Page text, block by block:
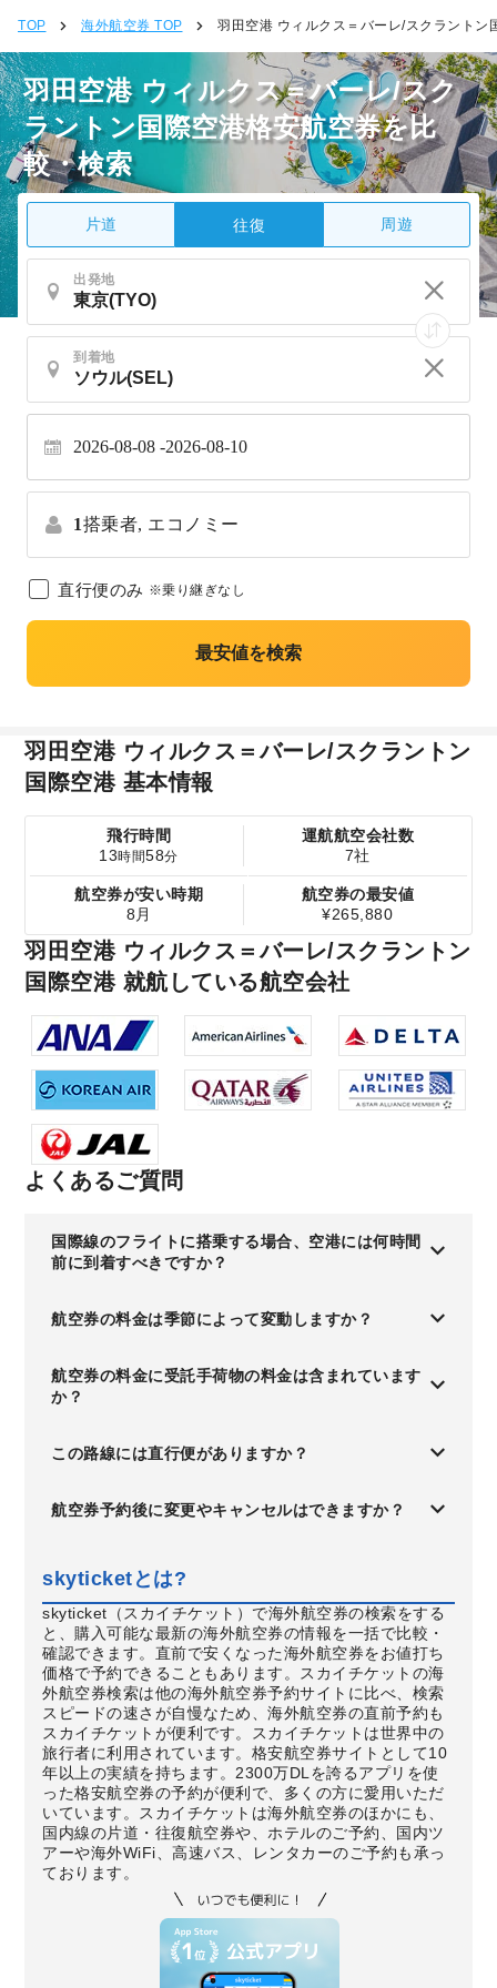
TOP 海外航空券 TOP 羽田空港 ウィルクス＝バーレ/スクラントン
羽田空港 ウィルクス＝バーレ/スク
ラントン国際空港格安航空券を比
較・検索
片道 往復 周遊
出発地
到着地
2026-08-08 2026-08-10
1搭乗者, エコノミー
直行便のみ ※乗り継ぎなし
最安値を検索
羽田空港 ウィルクス＝バーレ/スクラントン
国際空港 基本情報
飛行時間
13時間58分
運航航空会社数
7社
航空券が安い時期
8月
航空券の最安値
¥265,880
羽田空港 ウィルクス＝バーレ/スクラントン
国際空港 就航している航空会社
よくあるご質問
国際線のフライトに搭乗する場合、空港には何時間
前に到着すべきですか？
航空券の料金は季節によって変動しますか？
航空券の料金に受託手荷物の料金は含まれています
か？
この路線には直行便がありますか？
航空券予約後に変更やキャンセルはできますか？
skyticketとは?
skyticket（スカイチケット）で海外航空券の検索をする
と、購入可能な最新の海外航空券の情報を一括で比較・
確認できます。直前で安くなった海外航空券をお値打ち
価格で予約できることもあります。スカイチケットの海
外航空券検索は他の海外航空券予約サイトに比べ、検索
スピードの速さが自慢なため、海外航空券の直前予約も
スカイチケットが便利です。スカイチケットは世界中の
旅行者に利用されています。格安航空券サイトとして10
年以上の実績を持ちます。2300万DLを誇るアプリを使
った格安航空券の予約が便利で、多くの方に愛用いただ
いています。スカイチケットは海外航空券のほかにも、
国内線の片道・往復航空券や、ホテルのご予約、国内ツ
アーや海外WiFi、高速バス、レンタカーのご予約も承っ
ております。